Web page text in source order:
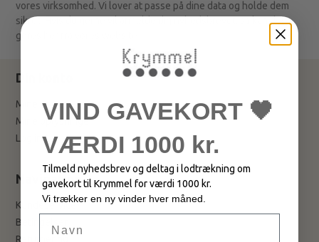
vores virksomhed. Vi lover at passe på dine data og holde dem
sikret. Hvis du gerne vil afmelde dig nyhedsbrevet, så kan det
gøres her fra vores website.
Din konto
Mine ordrer
Mine oplysninger
Log ind
Navigation
Kundeservice
Betingelser
Returnering
VIND GAVEKORT 🖤
VÆRDI 1000 kr.
Tilmeld nyhedsbrev og deltag i lodtrækning om
gavekort til Krymmel for værdi 1000 kr.
Vi trækker en ny vinder hver måned.